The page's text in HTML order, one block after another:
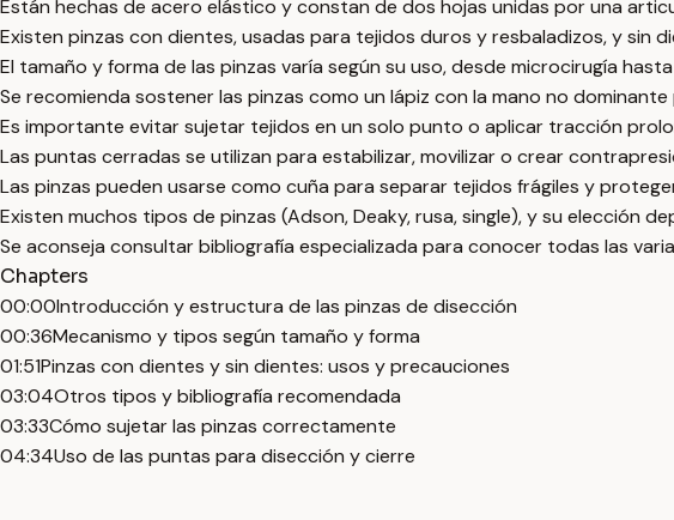
Están hechas de acero elástico y constan de dos hojas unidas por una
Existen pinzas con dientes, usadas para tejidos duros y resbaladizos, y sin
El tamaño y forma de las pinzas varía según su uso, desde microcirugía
Se recomienda sostener las pinzas como un lápiz con la mano no
Es importante evitar sujetar tejidos en un solo punto o aplicar tracción
Las puntas cerradas se utilizan para estabilizar, movilizar o crear
Las pinzas pueden usarse como cuña para separar tejidos frágiles y
Existen muchos tipos de pinzas (Adson, Deaky, rusa, single), y su elección
Se aconseja consultar bibliografía especializada para conocer todas las
Chapters
00:00Introducción y estructura de las pinzas de disección
00:36Mecanismo y tipos según tamaño y forma
01:51Pinzas con dientes y sin dientes: usos y precauciones
03:04Otros tipos y bibliografía recomendada
03:33Cómo sujetar las pinzas correctamente
04:34Uso de las puntas para disección y cierre